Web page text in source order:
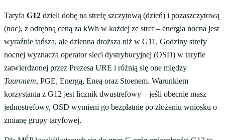
Taryfa G12 dzieli dobę na strefę szczytową (dzień) i pozaszczytową
(noc), z odrębną ceną za kWh w każdej ze stref – energia nocna jest
wyraźnie tańsza, ale dzienna droższa niż w G11. Godziny strefy
nocnej wyznacza operator sieci dystrybucyjnej (OSD) w taryfie
zatwierdzonej przez Prezesa URE i różnią się one między
Tauronem, PGE, Energą, Eneą oraz Stoenem. Warunkiem
korzystania z G12 jest licznik dwustrefowy – jeśli obecnie masz
jednostrefowy, OSD wymieni go bezpłatnie po złożeniu wniosku o
zmianę grupy taryfowej.